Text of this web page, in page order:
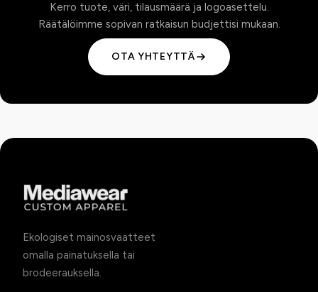
Kerro tuote, väri, tilausmäärä ja logoasettelu.
Räätälöimme sopivan ratkaisun budjettisi mukaan.
OTA YHTEYTTÄ
Ekologiset mainosvaatteet
omalla painatuksella tai
brodeerauksella.